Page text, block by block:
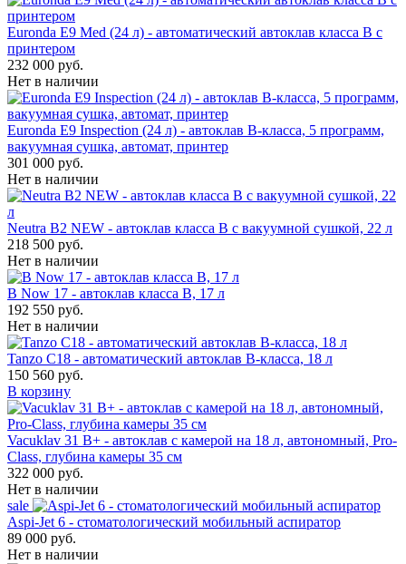
Euronda E9 Med (24 л) - автоматический автоклав класса B с
принтером
232 000 руб.
Нет в наличии
Euronda E9 Inspection (24 л) - автоклав B-класса, 5 программ,
вакуумная сушка, автомат, принтер
301 000 руб.
Нет в наличии
Neutra B2 NEW - автоклав класса B с вакуумной сушкой, 22 л
218 500 руб.
Нет в наличии
B Now 17 - автоклав класса B, 17 л
192 550 руб.
Нет в наличии
Tanzo C18 - автоматический автоклав B-класса, 18 л
150 560 руб.
В корзину
Vacuklav 31 B+ - автоклав с камерой на 18 л, автономный, Pro-
Class, глубина камеры 35 см
322 000 руб.
Нет в наличии
sale
Aspi-Jet 6 - стоматологический мобильный аспиратор
89 000 руб.
Нет в наличии